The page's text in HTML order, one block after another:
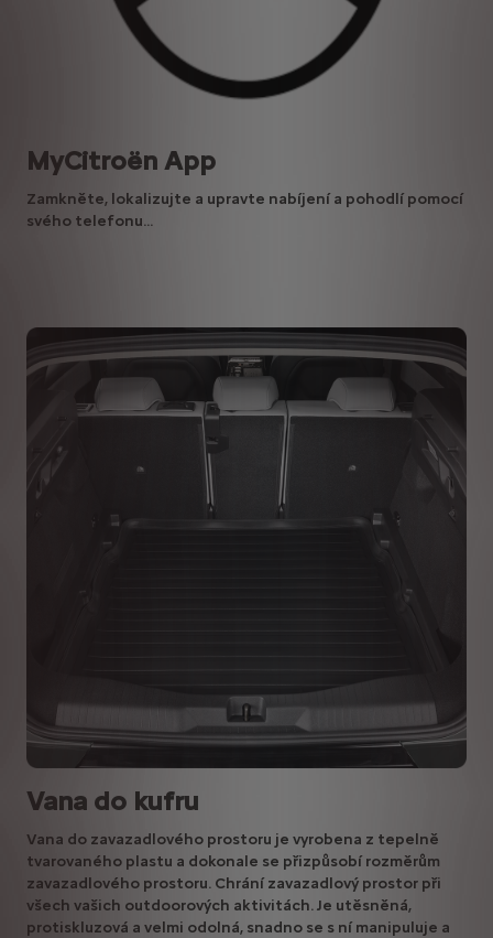
MyCitroën App
Zamkněte, lokalizujte a upravte nabíjení a pohodlí pomocí
svého telefonu...
Vana do kufru
Vana do zavazadlového prostoru je vyrobena z tepelně
tvarovaného plastu a dokonale se přizpůsobí rozměrům
zavazadlového prostoru. Chrání zavazadlový prostor při
všech vašich outdoorových aktivitách. Je utěsněná,
protiskluzová a velmi odolná, snadno se s ní manipuluje a